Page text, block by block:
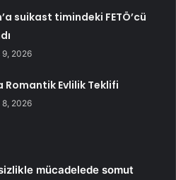
suikast timindeki FETÖ’cü
9, 2026
Romantik Evlilik Teklifi
8, 2026
mücadelede somut